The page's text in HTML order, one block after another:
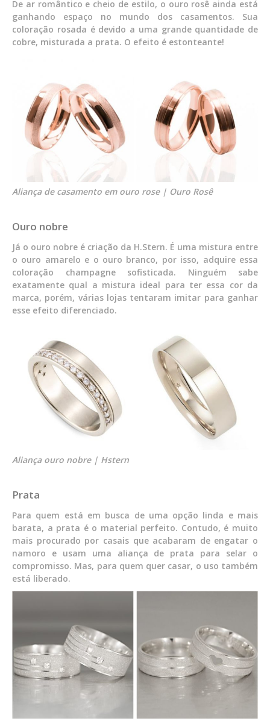
De ar romântico e cheio de estilo, o ouro rosê ainda está
ganhando espaço no mundo dos casamentos. Sua
coloração rosada é devido a uma grande quantidade de
cobre, misturada a prata. O efeito é estonteante!
Aliança de casamento em ouro rose | Ouro Rosê
Ouro nobre
Já o ouro nobre é criação da H.Stern. É uma mistura entre
o ouro amarelo e o ouro branco, por isso, adquire essa
coloração champagne sofisticada. Ninguém sabe
exatamente qual a mistura ideal para ter essa cor da
marca, porém, várias lojas tentaram imitar para ganhar
esse efeito diferenciado.
Aliança ouro nobre | Hstern
Prata
Para quem está em busca de uma opção linda e mais
barata, a prata é o material perfeito. Contudo, é muito
mais procurado por casais que acabaram de engatar o
namoro e usam uma aliança de prata para selar o
compromisso. Mas, para quem quer casar, o uso também
está liberado.